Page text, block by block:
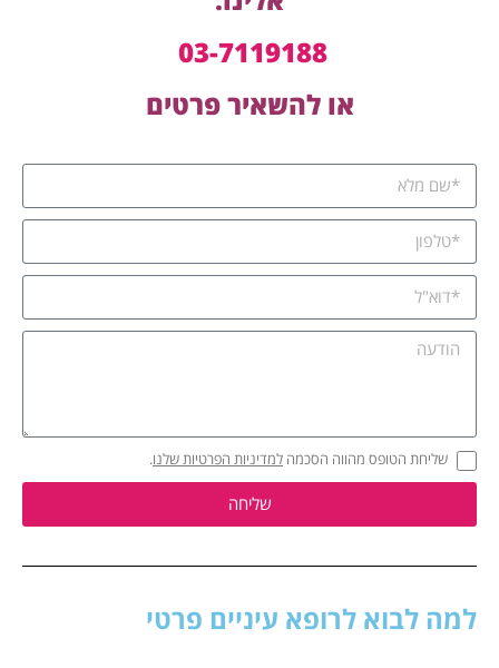
03-7119188
או להשאיר פרטים
שליחת הטופס מהווה הסכמה למדיניות הפרטיות שלנו.
שליחה
למה לבוא לרופא עיניים פרטי